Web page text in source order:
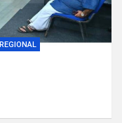
REGIONAL